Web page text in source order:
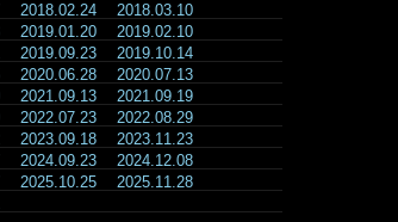
2018.02.24
2018.03.10
2019.01.20
2019.02.10
2019.09.23
2019.10.14
2020.06.28
2020.07.13
2021.09.13
2021.09.19
2022.07.23
2022.08.29
2023.09.18
2023.11.23
2024.09.23
2024.12.08
2025.10.25
2025.11.28